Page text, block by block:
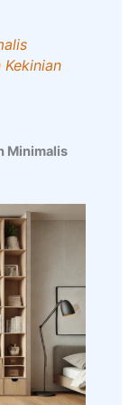
Minimalis